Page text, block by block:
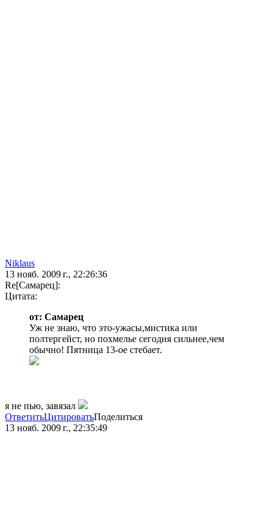
Niklaus
13 нояб. 2009 г., 22:26:36
Re[Самарец]:
Цитата:
от: Самарец
Уж не знаю, что это-ужасы,мистика или
полтергейст, но похмелье сегодня сильнее,чем
обычно! Пятница 13-ое стебает.
я не пью, завязал
ОтветитьЦитироватьПоделиться
13 нояб. 2009 г., 22:35:49